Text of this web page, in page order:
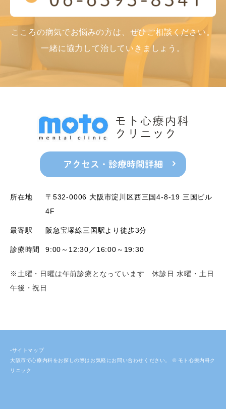
こころの病気でお悩みの方は、ぜひご相談ください。
一緒に協力して治していきましょう。
アクセス・診療時間詳細
所在地
〒532-0006 大阪市淀川区西三国4-8-19 三国ビル
4F
最寄駅 阪急宝塚線三国駅より徒歩3分
診療時間 9:00～12:30／16:00～19:30
※土曜・日曜は午前診療となっています 休診日 水曜・土日
午後・祝日
-サイトマップ
大阪市で心療内科をお探しの際はお気軽にお問い合わせください。 © モト心療内科ク
リニック